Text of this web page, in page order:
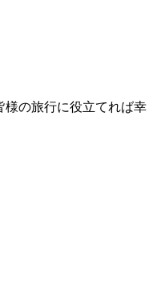
様の旅行に役立てれば幸